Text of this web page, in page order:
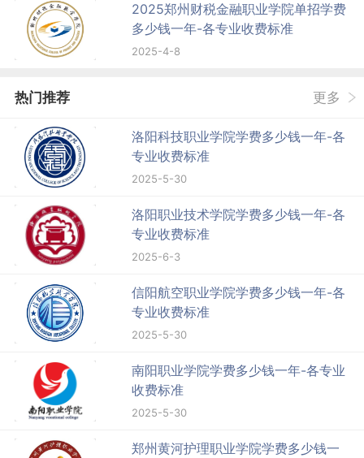
2025郑州财税金融职业学院单招学费
多少钱一年-各专业收费标准
2025-4-8
热门推荐 更多
洛阳科技职业学院学费多少钱一年-各
专业收费标准
2025-5-30
洛阳职业技术学院学费多少钱一年-各
专业收费标准
2025-6-3
信阳航空职业学院学费多少钱一年-各
专业收费标准
2025-5-30
南阳职业学院学费多少钱一年-各专业
收费标准
2025-5-30
郑州黄河护理职业学院学费多少钱一